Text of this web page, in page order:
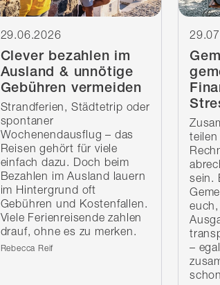
Clever bezahlen im
Ausland & unnötige
Gebühren vermeiden
29.06.2026
Strandferien, Städtetrip oder
spontaner
Wochenendausflug – das
Reisen gehört für viele
einfach dazu. Doch beim
Bezahlen im Ausland lauern
im Hintergrund oft
Gebühren und Kostenfallen.
Viele Ferienreisende zahlen
drauf, ohne es zu merken.
Verfasst von:
Rebecca Reif
sein.
–